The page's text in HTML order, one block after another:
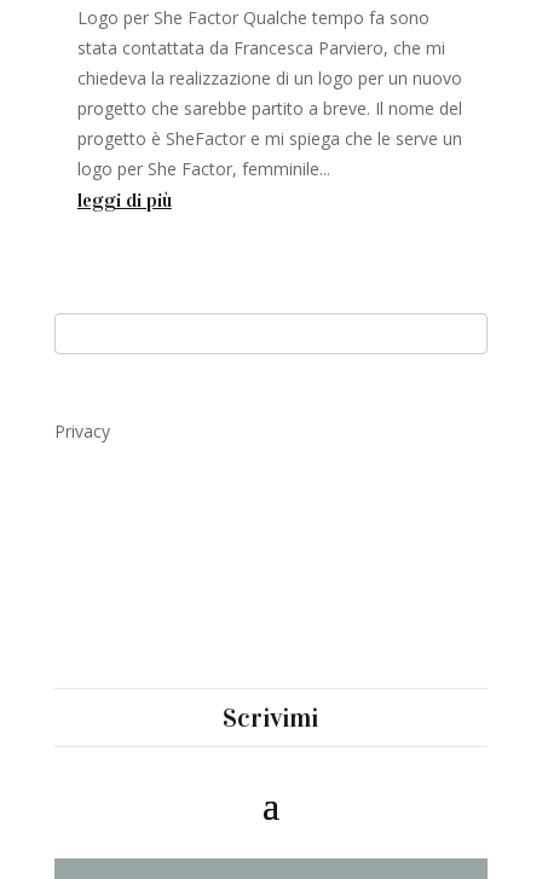
Logo per She Factor Qualche tempo fa sono
stata contattata da Francesca Parviero, che mi
chiedeva la realizzazione di un logo per un nuovo
progetto che sarebbe partito a breve. Il nome del
progetto è SheFactor e mi spiega che le serve un
logo per She Factor, femminile...
leggi di più
Privacy
Scrivimi